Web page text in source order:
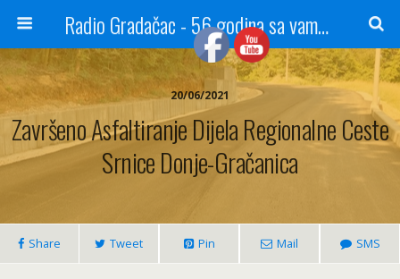
Radio Gradačac - 56 godina sa vama...
20/06/2021
Završeno Asfaltiranje Dijela Regionalne Ceste
Srnice Donje-Gračanica
Share Tweet Pin Mail SMS